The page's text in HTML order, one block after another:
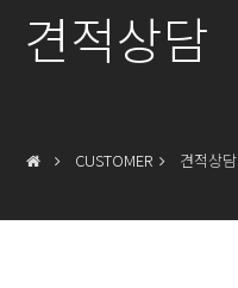
견적상담
CUSTOMER 견적상담